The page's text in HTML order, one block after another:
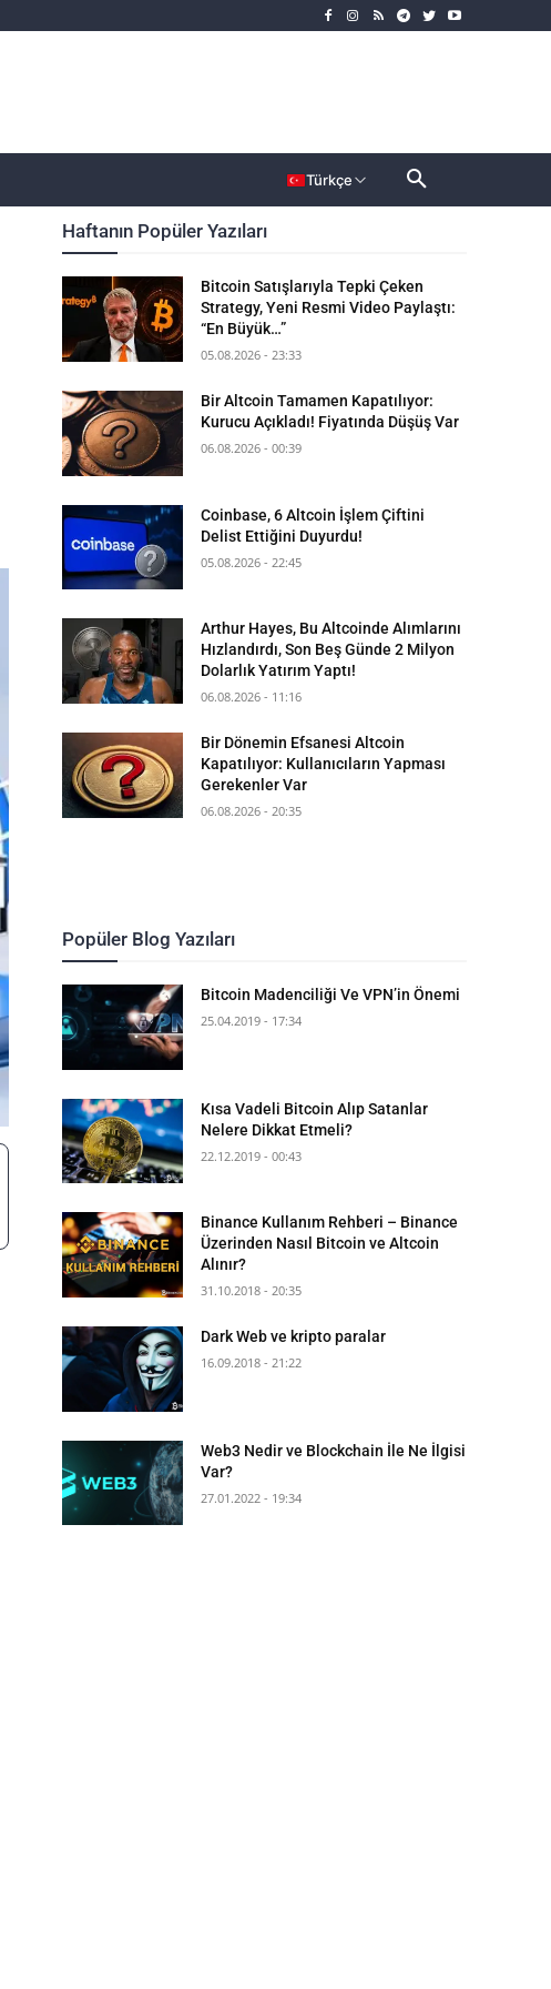
Türkçe
Haftanın Popüler Yazıları
Bitcoin Satışlarıyla Tepki Çeken
Strategy, Yeni Resmi Video Paylaştı:
“En Büyük…”
05.08.2026 - 23:33
Bir Altcoin Tamamen Kapatılıyor:
Kurucu Açıkladı! Fiyatında Düşüş Var
06.08.2026 - 00:39
Coinbase, 6 Altcoin İşlem Çiftini
Delist Ettiğini Duyurdu!
05.08.2026 - 22:45
Arthur Hayes, Bu Altcoinde Alımlarını
Hızlandırdı, Son Beş Günde 2 Milyon
Dolarlık Yatırım Yaptı!
06.08.2026 - 11:16
Bir Dönemin Efsanesi Altcoin
Kapatılıyor: Kullanıcıların Yapması
Gerekenler Var
06.08.2026 - 20:35
Popüler Blog Yazıları
Bitcoin Madenciliği Ve VPN’in Önemi
25.04.2019 - 17:34
Kısa Vadeli Bitcoin Alıp Satanlar
Nelere Dikkat Etmeli?
22.12.2019 - 00:43
Binance Kullanım Rehberi – Binance
Üzerinden Nasıl Bitcoin ve Altcoin
Alınır?
31.10.2018 - 20:35
Dark Web ve kripto paralar
16.09.2018 - 21:22
Web3 Nedir ve Blockchain İle Ne İlgisi
Var?
27.01.2022 - 19:34